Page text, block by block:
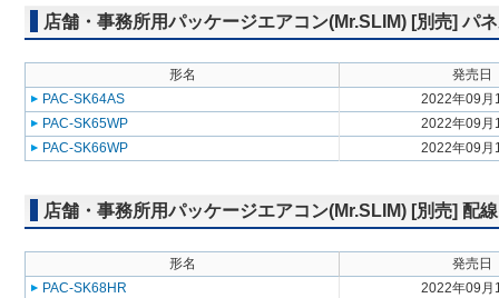
店舗・事務所用パッケージエアコン(Mr.SLIM) [別売] パ
形名
発売日
PAC-SK64AS
2022年09月
PAC-SK65WP
2022年09月
PAC-SK66WP
2022年09月
店舗・事務所用パッケージエアコン(Mr.SLIM) [別売] 配
形名
発売日
PAC-SK68HR
2022年09月